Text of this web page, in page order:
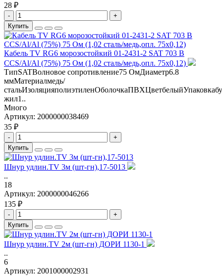
28 ₽
-
+
Купить
Кабель TV RG6 морозостойкий 01-2431-2 SAT 703 B
CCS/Al/Al (75%) 75 Ом (1,02 сталь/медь,опл. 75x0,12)
ТипSATВолновое сопротивление75 ОмДиаметр6.8
ммМатериалмедь/
жил1..
Много
Артикул: 2000000038469
35 ₽
-
+
Купить
Шнур удлин.TV 3м (шт-гн),17-5013
..
18
Артикул: 2000000046266
135 ₽
-
+
Купить
Шнур удлин.TV 2м (шт-гн) ДОРИ 1130-1
..
6
Артикул: 2001000002931